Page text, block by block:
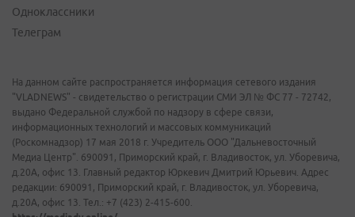
Одноклассники
Телеграм
На данном сайте распространяется информация сетевого издания
"VLADNEWS" - свидетельство о регистрации СМИ ЭЛ № ФС 77 - 72742,
выдано Федеральной службой по надзору в сфере связи,
информационных технологий и массовых коммуникаций
(Роскомнадзор) 17 мая 2018 г. Учредитель ООО "Дальневосточный
Медиа Центр". 690091, Приморский край, г. Владивосток, ул. Уборевича,
д.20А, офис 13. Главный редактор Юркевич Дмитрий Юрьевич. Адрес
редакции: 690091, Приморский край, г. Владивосток, ул. Уборевича,
д.20А, офис 13. Тел.: +7 (423) 2-415-600.